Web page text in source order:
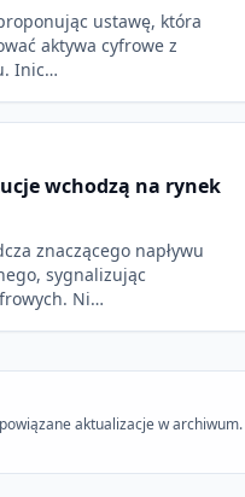
ustawę, która
aktywa cyfrowe z
Inic…
wchodzą na rynek
znaczącego napływu
sygnalizując
Ni…
aktualizacje w archiwum.